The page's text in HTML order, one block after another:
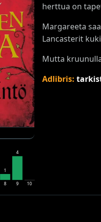
1
8
4
9 10
herttua on
Margareeta
Lancasterit
Mutta
Adlibris: